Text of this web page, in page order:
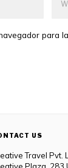
para
US
Travel Pvt.